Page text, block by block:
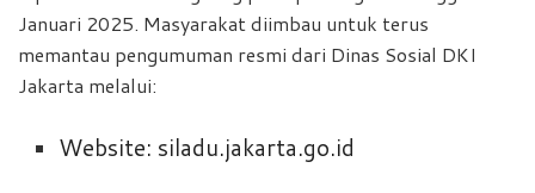
Januari 2025. Masyarakat diimbau untuk terus
memantau pengumuman resmi dari Dinas Sosial DKI
Jakarta melalui:
Website: siladu.jakarta.go.id